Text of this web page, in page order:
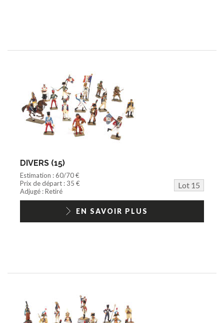
DIVERS (15)
Estimation : 60/70 €
Prix de départ : 35 €
Lot 15
Adjugé : Retiré
EN SAVOIR PLUS